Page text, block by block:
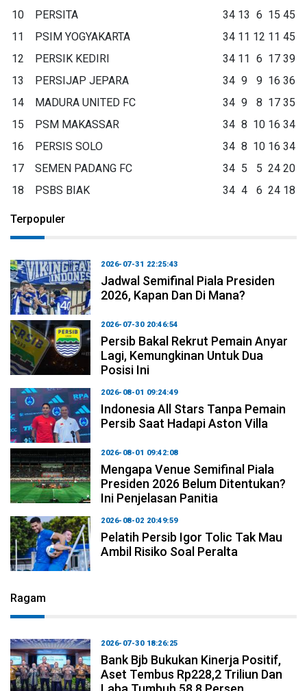
10
PERSITA 34 13 6 15 45
11
PSIM YOGYAKARTA 34 11 12 11 45
12
PERSIK KEDIRI 34 11 6 17 39
13
PERSIJAP JEPARA 34 9 9 16 36
14
MADURA UNITED FC 34 9 8 17 35
15
PSM MAKASSAR 34 8 10 16 34
16
PERSIS SOLO 34 8 10 16 34
17
SEMEN PADANG FC 34 5 5 24 20
18
PSBS BIAK 34 4 6 24 18
Terpopuler
2026-07-31 22:25:43
Jadwal Semifinal Piala Presiden
2026, Kapan Dan Di Mana?
2026-07-30 20:46:54
Persib Bakal Rekrut Pemain Anyar
Lagi, Kemungkinan Untuk Dua
Posisi Ini
2026-08-01 09:24:49
Indonesia All Stars Tanpa Pemain
Persib Saat Hadapi Aston Villa
2026-08-01 09:42:08
Mengapa Venue Semifinal Piala
Presiden 2026 Belum Ditentukan?
Ini Penjelasan Panitia
2026-08-02 20:49:59
Pelatih Persib Igor Tolic Tak Mau
Ambil Risiko Soal Peralta
Ragam
2026-07-30 18:26:25
Bank Bjb Bukukan Kinerja Positif,
Aset Tembus Rp228,2 Triliun Dan